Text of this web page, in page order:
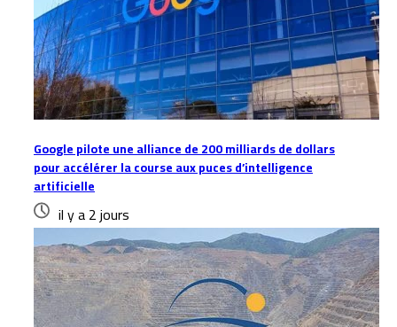
Google pilote une alliance de 200 milliards de dollars
pour accélérer la course aux puces d’intelligence
artificielle
il y a 2 jours